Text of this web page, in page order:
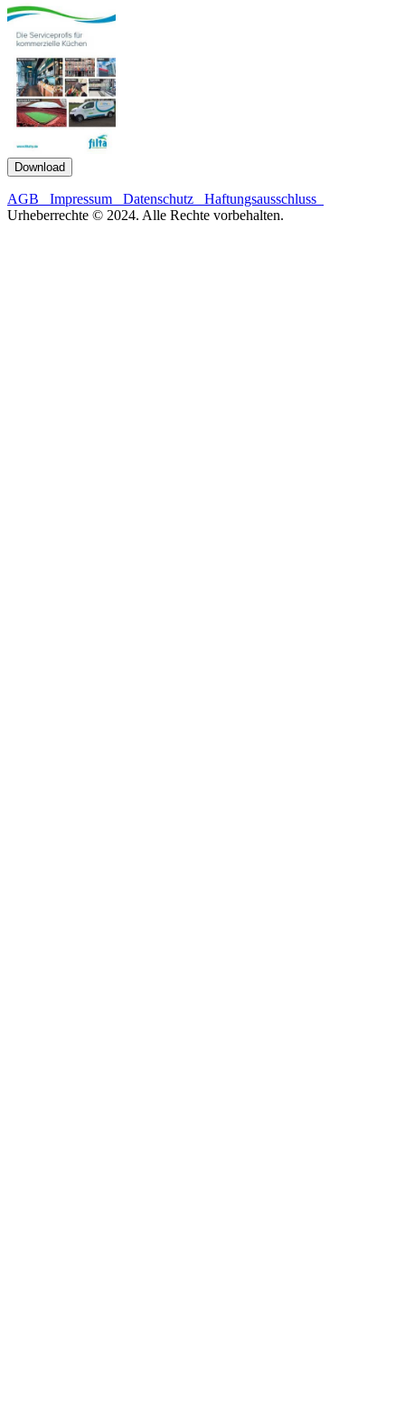
Download
AGB Impressum Datenschutz Haftungsausschluss
Urheberrechte © 2024. Alle Rechte vorbehalten.